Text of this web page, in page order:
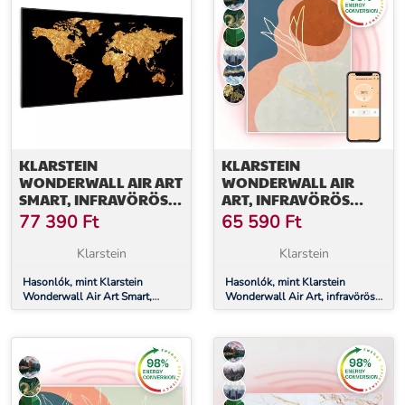
KLARSTEIN
WONDERWALL AIR ART
SMART, INFRAVÖRÖS
HŐSUGÁRZÓ, 120 X 60
CM, 700 W, ARANY
77 390 Ft
Klarstein
Hasonlók, mint Klarstein
Wonderwall Air Art Smart,
infravörös hősugárzó, 120 x 60
KLARSTEIN
WONDERWALL AIR
ART, INFRAVÖRÖS
SMART HŐSUGÁRZÓ,
60 X 80 CM, 500 W, FALI
INSTALLÁCIÓ,
VEZÉRELHETŐ, ARANY
VONALAK
65 590 Ft
Klarstein
Hasonlók, mint Klarstein
Wonderwall Air Art, infravörös
smart hősugárzó, 60 x 80 cm,
applikációval vezérelhető, arany
vonalak